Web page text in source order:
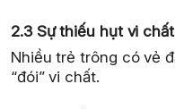
2.3 Sự thiếu hụt vi chất
Nhiều trẻ trông có vẻ
“đói” vi chất.